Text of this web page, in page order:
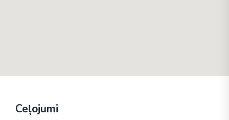
Ceļojumi